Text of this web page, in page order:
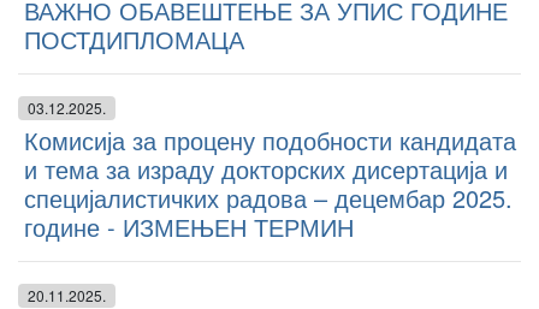
ВАЖНО ОБАВЕШТЕЊЕ ЗА УПИС ГОДИНЕ
ПОСТДИПЛОМАЦА
03.12.2025.
Комисија за процену подобности кандидата
и тема за израду докторских дисертација и
специјалистичких радова – децембар 2025.
године - ИЗМЕЊЕН ТЕРМИН
20.11.2025.